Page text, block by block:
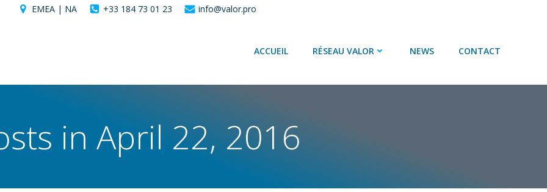
EMEA | NA +33 184 73 01 23 info@valor.pro
ACCUEIL RÉSEAU VALOR NEWS CONTACT
in April 22, 2016